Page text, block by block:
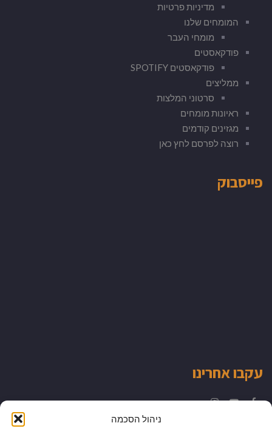
ניהול הסכמה
מדיניות פרטיות
המומחים שלנו
מומחי העבר
פודקאסטים
פודקאסטים SPOTIFY
ממליצים
סרטוני המלצות
ראיונות מומחים
מגזינים קודמים
רוצה לפרסם לחץ כאן
פייסבוק
עקבו אחרינו